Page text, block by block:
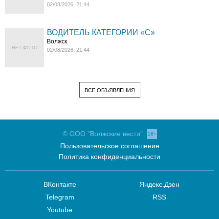
02/08/2026, 21:44
НЕТ ФОТО
ВОДИТЕЛЬ КАТЕГОРИИ «C»
Волжск
02/08/2026, 21:44
ВСЕ ОБЪЯВЛЕНИЯ
© ООО "Волжские вести" 16+
Пользовательское соглашение
Политика конфиденциальности
ВКонтакте
Telegram
Youtube
Яндекс.Дзен
RSS